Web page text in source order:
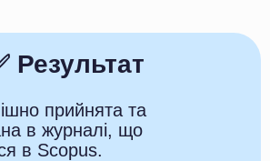
Результат
прийнята та
в журналі, що
в Scopus.